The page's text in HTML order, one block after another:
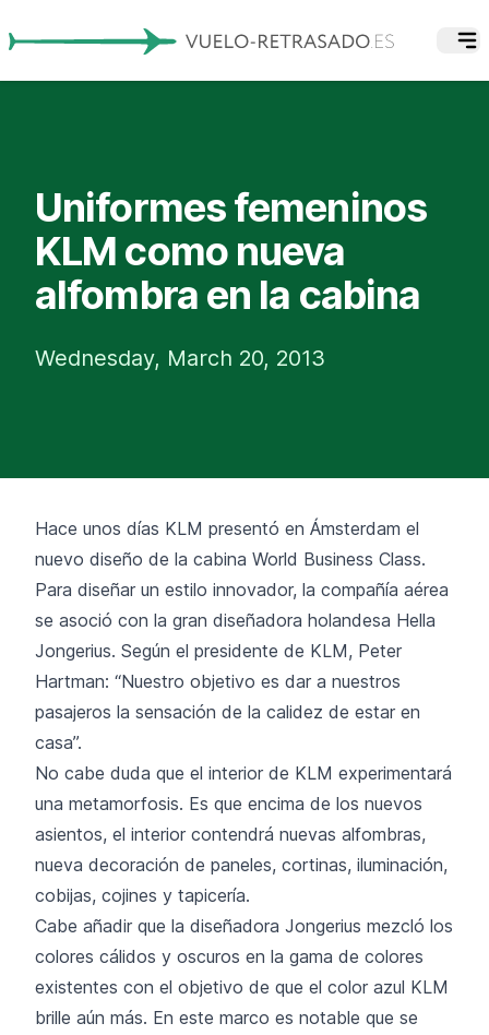
Uniformes femeninos
KLM como nueva
alfombra en la cabina
Wednesday, March 20, 2013
Hace unos días KLM presentó en Ámsterdam el
nuevo diseño de la cabina World Business Class.
Para diseñar un estilo innovador, la compañía aérea
se asoció con la gran diseñadora holandesa Hella
Jongerius. Según el presidente de KLM, Peter
Hartman: “Nuestro objetivo es dar a nuestros
pasajeros la sensación de la calidez de estar en
casa”.
No cabe duda que el interior de KLM experimentará
una metamorfosis. Es que encima de los nuevos
asientos, el interior contendrá nuevas alfombras,
nueva decoración de paneles, cortinas, iluminación,
cobijas, cojines y tapicería.
Cabe añadir que la diseñadora Jongerius mezcló los
colores cálidos y oscuros en la gama de colores
existentes con el objetivo de que el color azul KLM
brille aún más. En este marco es notable que se